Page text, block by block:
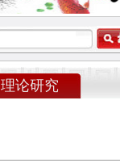
理论研究